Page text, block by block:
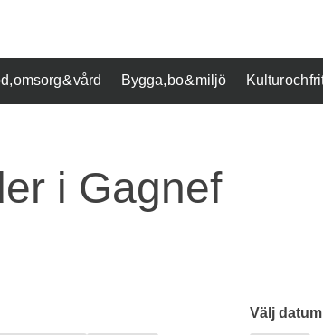
omsorg & vård Bygga, bo & miljö Kultur och
i Gagnef
Välj